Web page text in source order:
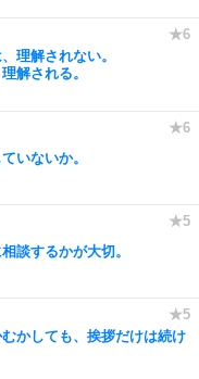
理解されない。
解される。
いないか。
談するかが大切。
かしても、挨拶だけは続け